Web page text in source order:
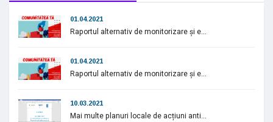
01.04.2021
Raportul alternativ de monitorizare și e...
01.04.2021
Raportul alternativ de monitorizare și e...
10.03.2021
Mai multe planuri locale de acțiuni anti...